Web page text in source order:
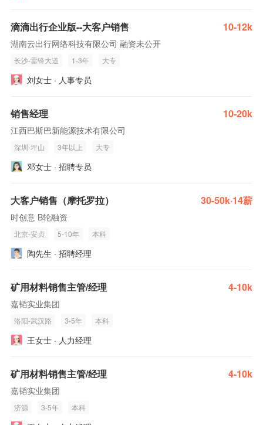
滴滴出行企业版--大客户销售 10-12k
湖南云出行网络科技有限公司 融资未公开
长沙-雷锋大道 1-3年 大专
刘女士 · 人事专员
销售经理 10-20k
江西巴斯巴新能源技术有限公司
深圳-坪山 3年以上 大专
邓女士 · 招聘专员
大客户销售（摩托罗拉） 30-50k·14薪
时创意 B轮融资
北京-安贞 5-10年 本科
陶先生 · 招聘经理
矿用材料销售主管/经理 4-10k
嘉韬实业集团
洛阳-武汉路 3-5年 本科
王女士 · 人力经理
矿用材料销售主管/经理 4-10k
嘉韬实业集团
济源 3-5年 本科